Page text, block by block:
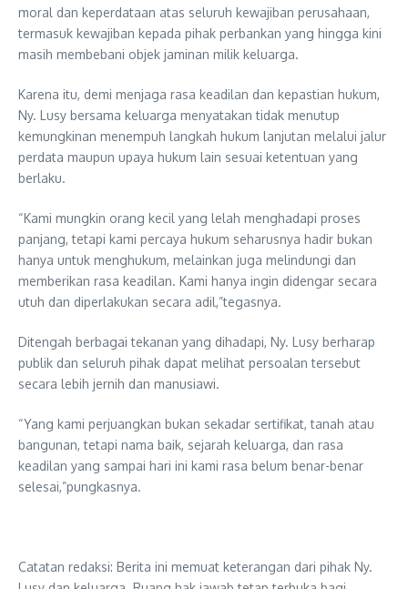
moral dan keperdataan atas seluruh kewajiban perusahaan,
termasuk kewajiban kepada pihak perbankan yang hingga kini
masih membebani objek jaminan milik keluarga.
Karena itu, demi menjaga rasa keadilan dan kepastian hukum,
Ny. Lusy bersama keluarga menyatakan tidak menutup
kemungkinan menempuh langkah hukum lanjutan melalui jalur
perdata maupun upaya hukum lain sesuai ketentuan yang
berlaku.
“Kami mungkin orang kecil yang lelah menghadapi proses
panjang, tetapi kami percaya hukum seharusnya hadir bukan
hanya untuk menghukum, melainkan juga melindungi dan
memberikan rasa keadilan. Kami hanya ingin didengar secara
utuh dan diperlakukan secara adil,”tegasnya.
Ditengah berbagai tekanan yang dihadapi, Ny. Lusy berharap
publik dan seluruh pihak dapat melihat persoalan tersebut
secara lebih jernih dan manusiawi.
“Yang kami perjuangkan bukan sekadar sertifikat, tanah atau
bangunan, tetapi nama baik, sejarah keluarga, dan rasa
keadilan yang sampai hari ini kami rasa belum benar-benar
selesai,”pungkasnya.
Catatan redaksi: Berita ini memuat keterangan dari pihak Ny.